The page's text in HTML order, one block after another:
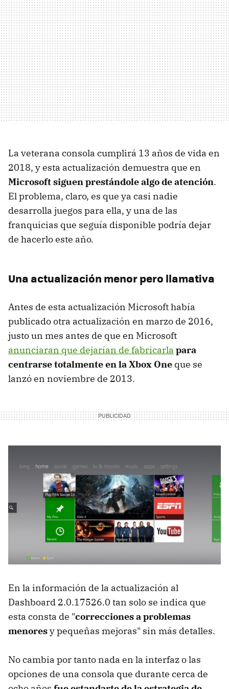
La veterana consola cumplirá 13 años de vida en
2018, y esta actualización demuestra que en
Microsoft siguen prestándole algo de atención.
El problema, claro, es que ya casi nadie
desarrolla juegos para ella, y una de las
franquicias que seguía disponible podría dejar
de hacerlo este año.
Una actualización menor pero llamativa
Antes de esta actualización Microsoft había
publicado otra actualización en marzo de 2016,
justo un mes antes de que en Microsoft
anunciaran que dejarían de fabricarla para
centrarse totalmente en la Xbox One que se
lanzó en noviembre de 2013.
En la información de la actualización al
Dashboard 2.0.17526.0 tan solo se indica que
esta consta de "correcciones a problemas
menoresy pequeñas mejoras" sin más detalles.
No cambia por tanto nada en la interfaz o las
opciones de una consola que durante cerca de